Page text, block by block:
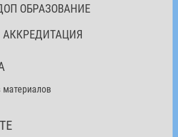
ОБРАЗОВАНИЕ
АККРЕДИТАЦИЯ
материалов